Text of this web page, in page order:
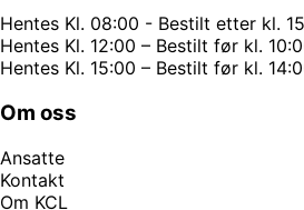
Hentes Kl. 08:00 - Bestilt etter kl.
Hentes Kl. 12:00 – Bestilt før kl.
Hentes Kl. 15:00 – Bestilt før kl.
Om oss
Ansatte
Kontakt
Om KCL